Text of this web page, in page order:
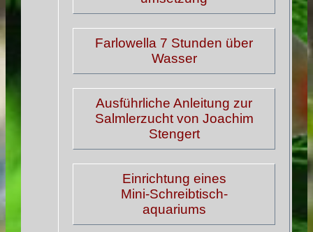
Farlowella 7 Stunden über
Wasser
Ausführliche Anleitung zur
Salmlerzucht von Joachim
Stengert
Einrichtung eines
Mini-Schreibtisch-
aquariums